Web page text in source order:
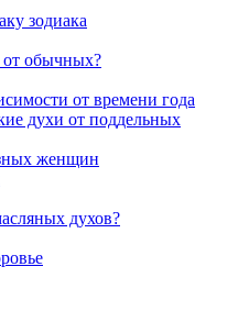
зодиака
от обычных?
от времени года
духи от поддельных
женщин
духов?